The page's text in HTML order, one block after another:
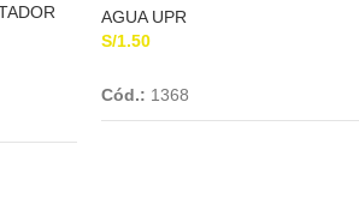
AGUA UPR
S/1.50
Cód.: 1368